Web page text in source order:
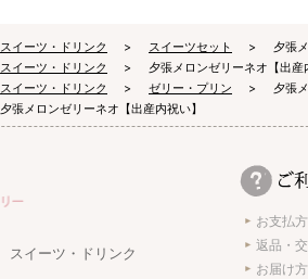
スイーツ・ドリンク スイーツセット
夕張
スイーツ・ドリンク
夕張メロンゼリーネオ【出産
スイーツ・ドリンク ゼリー・プリン
夕張
夕張メロンゼリーネオ【出産内祝い】
スイーツ・ドリンク
お支払
返品・
お届け